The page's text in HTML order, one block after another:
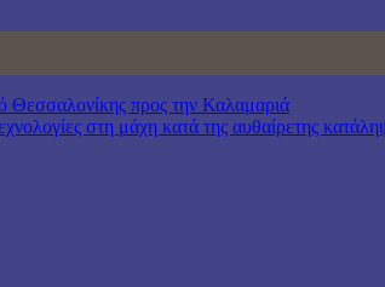
Θεσσαλονίκης προς την Καλαμαριά
στη μάχη κατά της αυθαίρετης